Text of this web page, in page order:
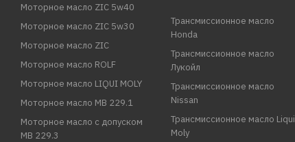
Моторное масло ZIC 5w40
Моторное масло ZIC 5w30
Моторное масло ZIC
Моторное масло ROLF
Моторное масло LIQUI MOLY
Моторное масло MB 229.1
Моторное масло с допуском
MB 229.3
Трансмиссионное масло
Honda
Трансмиссионное масло
Лукойл
Трансмиссионное масло
Nissan
Трансмиссионное масло Liqui
Moly